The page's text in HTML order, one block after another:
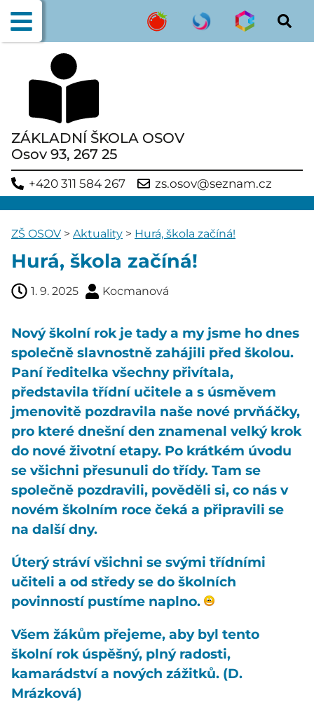
ZÁKLADNÍ ŠKOLA OSOV
Osov 93, 267 25
+420 311 584 267 zs.osov@seznam.cz
ZŠ OSOV > Aktuality > Hurá, škola začíná!
Hurá, škola začíná!
1. 9. 2025 Kocmanová
Nový školní rok je tady a my jsme ho dnes
společně slavnostně zahájili před školou.
Paní ředitelka všechny přivítala,
představila třídní učitele a s úsměvem
jmenovitě pozdravila naše nové prvňáčky,
pro které dnešní den znamenal velký krok
do nové životní etapy. Po krátkém úvodu
se všichni přesunuli do třídy. Tam se
společně pozdravili, pověděli si, co nás v
novém školním roce čeká a připravili se
na další dny.
Úterý stráví všichni se svými třídními
učiteli a od středy se do školních
povinností pustíme naplno.
Všem žákům přejeme, aby byl tento
školní rok úspěšný, plný radosti,
kamarádství a nových zážitků. (D.
Mrázková)